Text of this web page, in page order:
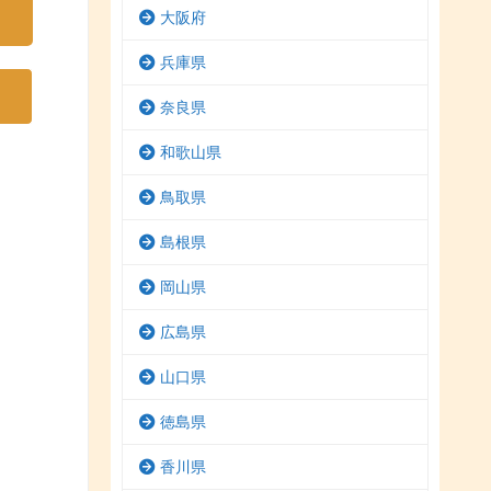
大阪府
兵庫県
奈良県
和歌山県
鳥取県
島根県
岡山県
広島県
山口県
徳島県
香川県